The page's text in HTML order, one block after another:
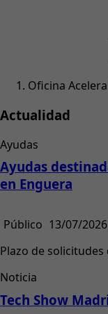
Oficina
Actualidad
Ayudas
Ayudas
en Enguera
Público 13/07/2026
Plazo de
Noticia
Tech Show